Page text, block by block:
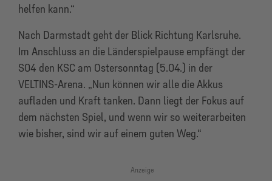
helfen kann.“
Nach Darmstadt geht der Blick Richtung Karlsruhe.
Im Anschluss an die Länderspielpause empfängt der
S04 den KSC am Ostersonntag (5.04.) in der
VELTINS-Arena. „Nun können wir alle die Akkus
aufladen und Kraft tanken. Dann liegt der Fokus auf
dem nächsten Spiel, und wenn wir so weiterarbeiten
wie bisher, sind wir auf einem guten Weg.“
Anzeige